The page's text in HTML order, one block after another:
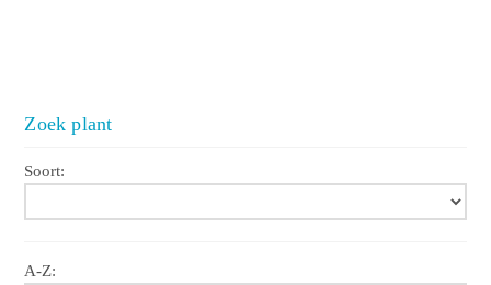
Zoek plant
Soort:
A-Z: